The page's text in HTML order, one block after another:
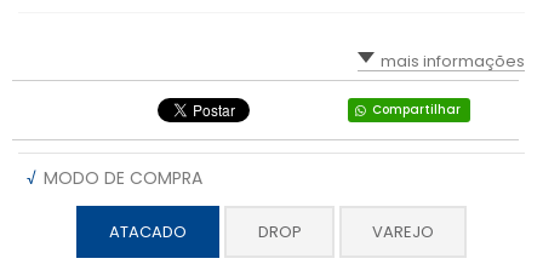
mais informações
Compartilhar
√ MODO DE COMPRA
ATACADO DROP VAREJO